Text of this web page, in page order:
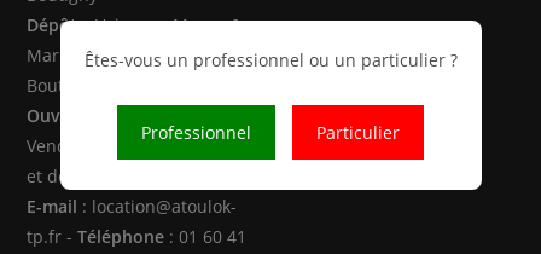
Dépôts: Vaire sur Marne &
Marne la Vallée (77470 -
Boutigny)
Ouverture
Vendredi de 8h00 à 12h30
et de 14h00 à 18h00
E-mail : location@atoulok-
tp.fr -Téléphone : 01 60 41
Êtes-vous un professionnel ou un particulier ?
Professionnel Particulier